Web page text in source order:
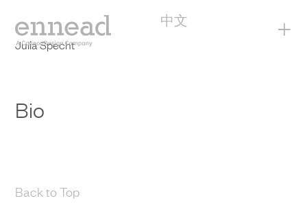
中文 +
Julia Specht
Bio
Back to Top